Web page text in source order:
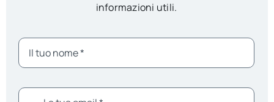
informazioni utili.